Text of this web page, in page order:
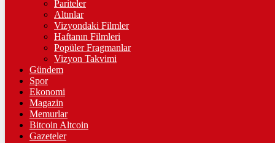
%-0,11
฿%-0.3
LİTECOİN
2183.06Ł%1.8
ETHEREUM
91133 Ξ%0
Pariteler
Altınlar
Vizyondaki Filmler
Haftanın Filmleri
Popüler Fragmanlar
Vizyon Takvimi
Gündem
Spor
Ekonomi
Magazin
Memurlar
Bitcoin Altcoin
Gazeteler